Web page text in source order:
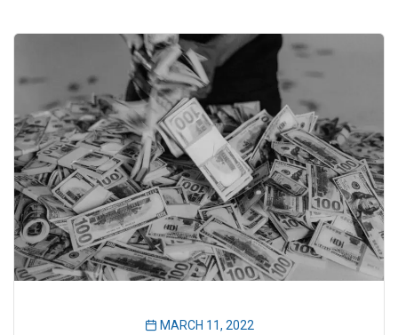
MARCH 11, 2022